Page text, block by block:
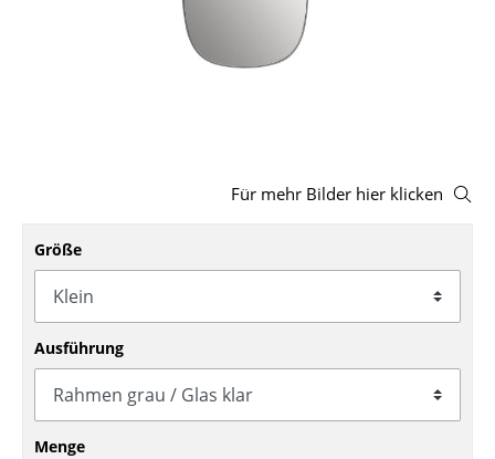
Schaukelstühle
Bürodrehstühle
Konferenzstühle
Bürosessel
Einzelteile
Für mehr Bilder hier klicken
Größe
Ausführung
Menge